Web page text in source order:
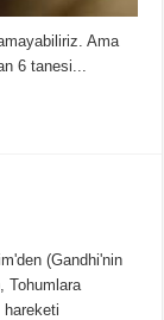
Ama
6 tanesi...
(Gandhi'nin
Tohumlara